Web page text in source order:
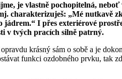
je vlastně pochopitelná, neboť
charakterizuješ: „Mé nutkavě
jádrem.“ I přes exteriérové
v tvých pracích silně patrný.
krásný sám o sobě a je
funkci ozdobného prvku, tak